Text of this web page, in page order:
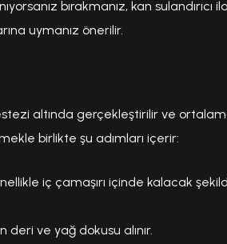
bırakmanız, kan sulandırıcı
uymanız önerilir.
altında gerçekleştirilir ve
birlikte şu adımları içerir:
iç çamaşırı içinde kalacak
deri ve yağ dokusu alınır.